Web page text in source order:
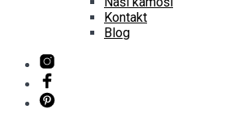
Kontakt
Blog